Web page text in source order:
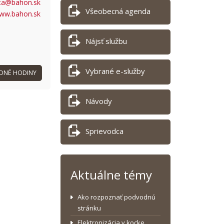
HODINY
Všeobecná agenda
Nájsť službu
Vybrané e-služby
Návody
Sprievodca
Aktuálne témy
Ako rozpoznať podvodnú
stránku